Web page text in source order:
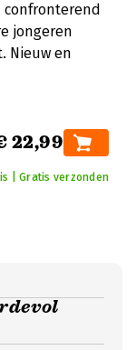
confronterend
jongeren
Nieuw en
22,99
| Gratis verzonden